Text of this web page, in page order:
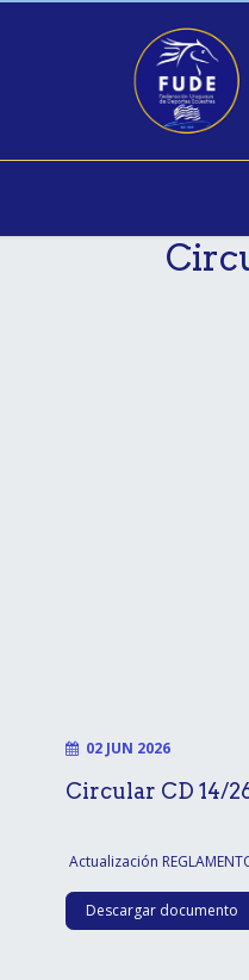
02 JUN 2026
Circular CD 14/
Actualización
Descargar documento